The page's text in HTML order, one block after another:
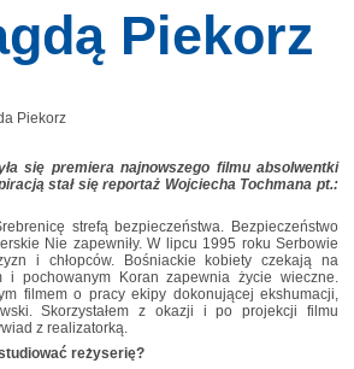
Piekorz
się premiera najnowszego filmu absolwentki
stał się reportaż Wojciecha Tochmana pt.:
strefą bezpieczeństwa. Bezpieczeństwo
Nie zapewniły. W lipcu 1995 roku Serbowie
i chłopców. Bośniackie kobiety czekają na
i pochowanym Koran zapewnia życie wieczne.
filmem o pracy ekipy dokonującej ekshumacji,
Skorzystałem z okazji i po projekcji filmu
z realizatorką.
reżyserię?